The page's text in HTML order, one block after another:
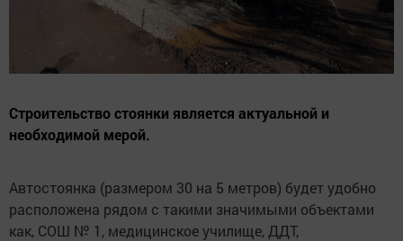
Строительство стоянки является актуальной и
необходимой мерой.
Автостоянка (размером 30 на 5 метров) будет удобно
расположена рядом с такими значимыми объектами
как, СОШ № 1, медицинское училище, ДДТ,